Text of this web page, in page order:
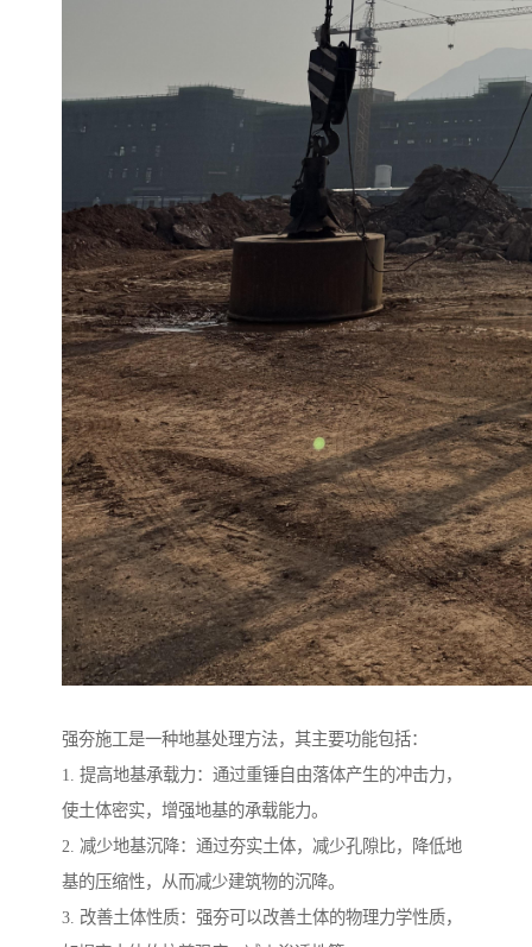
强夯施工是一种地基处理方法，其主要功能包括：
1. 提高地基承载力：通过重锤自由落体产生的冲击力，
使土体密实，增强地基的承载能力。
2. 减少地基沉降：通过夯实土体，减少孔隙比，降低地
基的压缩性，从而减少建筑物的沉降。
3. 改善土体性质：强夯可以改善土体的物理力学性质，